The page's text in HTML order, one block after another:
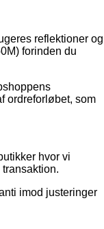
reflektioner og
forinden du
ordreforløbet, som
hvor vi
imod justeringer